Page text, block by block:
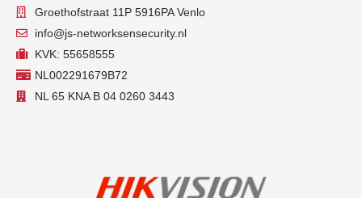
Groethofstraat 11P 5916PA Venlo
info@js-networksensecurity.nl
KVK: 55658555
NL002291679B72
NL 65 KNA B 04 0260 3443